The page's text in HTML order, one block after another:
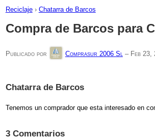
Reciclaje › Chatarra de Barcos
Compra de Barcos para
Publicado por Comprasur 2006 Sl – Feb 23,
Chatarra de Barcos
Tenemos un comprador que esta interesado en
3 Comentarios